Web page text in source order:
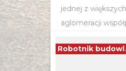
jednej z większych
aglomeracji
ramach wspólnej